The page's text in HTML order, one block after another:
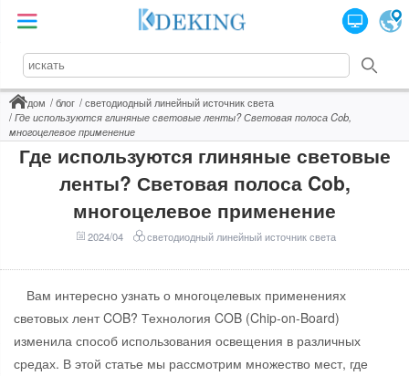
дом блог
светодиодный линейный источник света
Где используются глиняные световые ленты? Световая полоса Cob,
многоцелевое применение
Где используются глиняные световые
ленты? Световая полоса Cob,
многоцелевое применение
2024/04 светодиодный линейный источник света
Вам интересно узнать о многоцелевых применениях
световых лент COB? Технология COB (Chip-on-Board)
изменила способ использования освещения в различных
средах. В этой статье мы рассмотрим множество мест, где